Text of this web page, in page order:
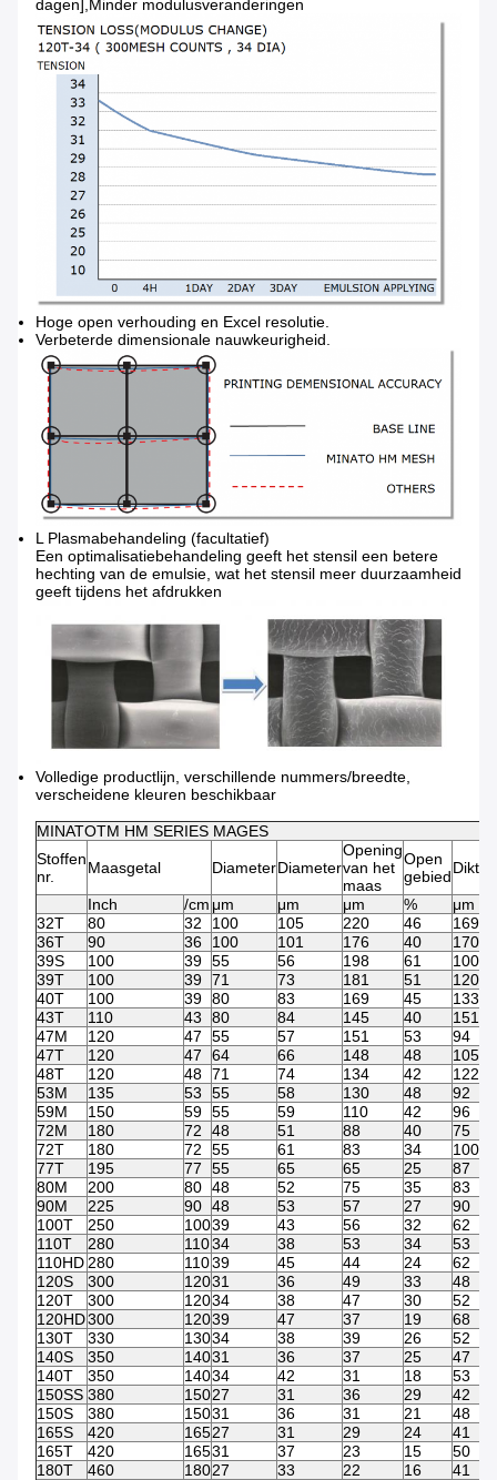
dagen],Minder modulusveranderingen
Hoge open verhouding en Excel resolutie.
Verbeterde dimensionale nauwkeurigheid.
L Plasmabehandeling (facultatief)
Een optimalisatiebehandeling geeft het stensil een betere
hechting van de emulsie, wat het stensil meer duurzaamheid
geeft tijdens het afdrukken
Volledige productlijn, verschillende nummers/breedte,
verscheidene kleuren beschikbaar
MINATOTM HM SERIES MAGES
Stoffen
nr.
Maasgetal DiameterDiameter
Opening
van het
maas
Open
gebiedDikte
Inch /cm μm μm μm % μm
32T
80 32 100 105 220 46 169
36T
90 36 100 101 176 40 170
39S
100 39 55 56 198 61 100
39T
100 39 71 73 181 51 120
40T
100 39 80 83 169 45 133
43T
110 43 80 84 145 40 151
47M
120 47 55 57 151 53 94
47T
120 47 64 66 148 48 105
48T
120 48 71 74 134 42 122
53M
135 53 55 58 130 48 92
59M
150 59 55 59 110 42 96
72M
180 72 48 51 88 40 75
72T
180 72 55 61 83 34 100
77T
195 77 55 65 65 25 87
80M
200 80 48 52 75 35 83
90M
225 90 48 53 57 27 90
100T
250 10039 43 56 32 62
110T
280 11034 38 53 34 53
110HD 280 11039 45 44 24 62
120S
300 12031 36 49 33 48
120T
300 12034 38 47 30 52
120HD300 12039 47 37 19 68
130T
330 13034 38 39 26 52
140S
350 14031 36 37 25 47
140T
350 14034 42 31 18 53
150SS 380 15027 31 36 29 42
150S
380 15031 36 31 21 48
165S
420 16527 31 29 24 41
165T
420 16531 37 23 15 50
180T
460 18027 33 22 16 41